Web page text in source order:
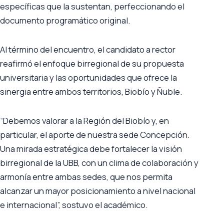
específicas que la sustentan, perfeccionando el
documento programático original.
Al término del encuentro, el candidato a rector
reafirmó el enfoque birregional de su propuesta
universitaria y las oportunidades que ofrece la
sinergia entre ambos territorios, Biobío y Ñuble.
“Debemos valorar a la Región del Biobío y, en
particular, el aporte de nuestra sede Concepción.
Una mirada estratégica debe fortalecer la visión
birregional de la UBB, con un clima de colaboración y
armonía entre ambas sedes, que nos permita
alcanzar un mayor posicionamiento a nivel nacional
e internacional”, sostuvo el académico.